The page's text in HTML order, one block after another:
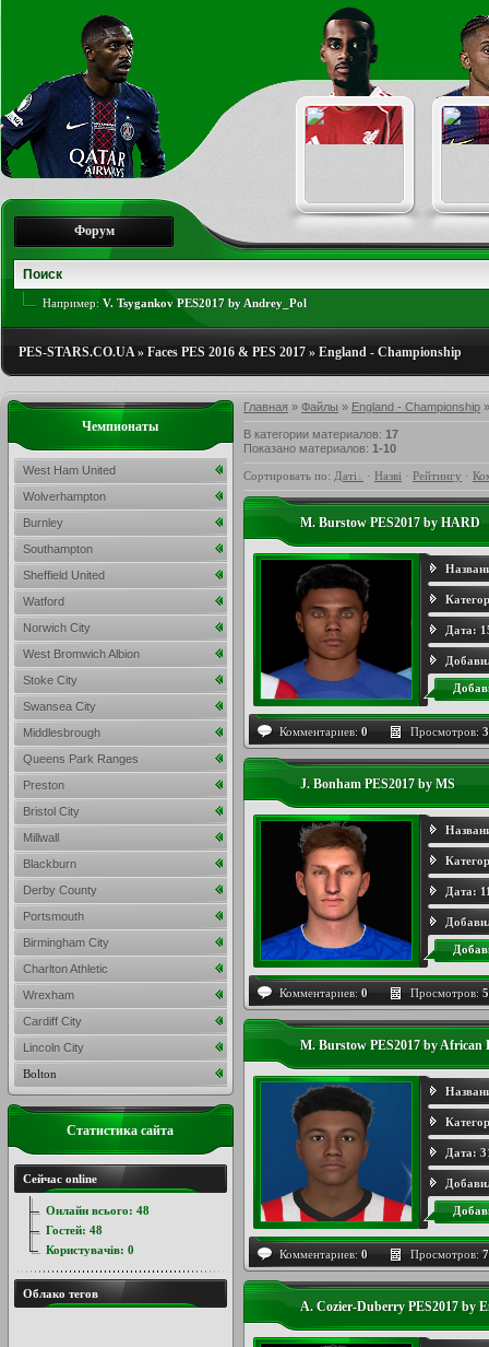
Форум
Например: V. Tsygankov PES2017 by Andrey_Pol
PES-STARS.CO.UA» Faces PES 2016 & PES 2017 » England - Championship
Главная » Файлы » England - Championship
В категории материалов: 17
Показано материалов: 1-10
Сортировать по: Даті · Назві · Рейтингу ·
M. Burstow PES2017 by HARD
Дата:
Комментариев: 0 Просмотров:
J. Bonham PES2017 by MS
Дата:
Комментариев: 0 Просмотров:
M. Burstow PES2017 by African
Дата:
Комментариев: 0 Просмотров:
A. Cozier-Duberry PES2017 by
Чемпионаты
West Ham United
Wolverhampton
Burnley
Southampton
Sheffield United
Watford
Norwich City
West Bromwich Albion
Stoke City
Swansea City
Middlesbrough
Queens Park Ranges
Preston
Bristol City
Millwall
Blackburn
Derby County
Portsmouth
Birmingham City
Charlton Athletic
Wrexham
Cardiff City
Lincoln City
Bolton
Статистика сайта
Сейчас online
Онлайн всього: 48
Гостей: 48
Користувачів: 0
Облако тегов